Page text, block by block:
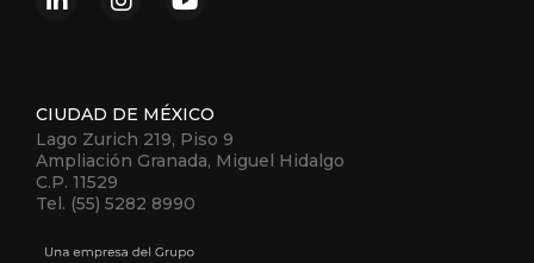
CIUDAD DE MÉXICO
Lago Zurich 219, Piso 9
Ampliación Granada, Miguel Hidalgo
C.P. 11529
Tel. (55) 5282 8990